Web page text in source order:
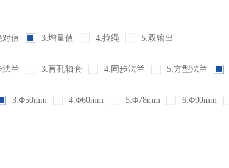
对值 3:增量值 4:拉绳 5:双输出
法兰 3:盲孔轴套 4:同步法兰 5:方型法兰
3:Φ50mm 4:Φ60mm 5:Φ78mm 6:Φ90mm